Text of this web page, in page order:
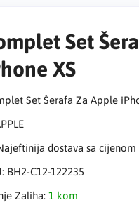
Set
XS
Set Šerafa Za Apple
dostava sa cijenom
BH2-C12-122235
Zaliha: 1 kom